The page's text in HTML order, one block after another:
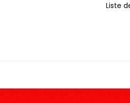
Liste